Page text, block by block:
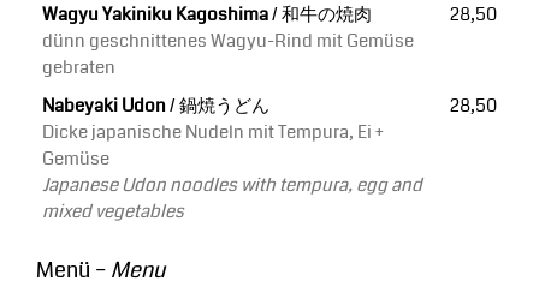
Wagyu Yakiniku Kagoshima/ 和牛の焼肉
dünn geschnittenes Wagyu-Rind mit Gemüse
gebraten
28,50
Nabeyaki Udon/ 鍋焼うどん
Dicke japanische Nudeln mit Tempura, Ei +
Gemüse
Japanese Udon noodles with tempura, egg and
mixed vegetables
28,50
Menü –Menu